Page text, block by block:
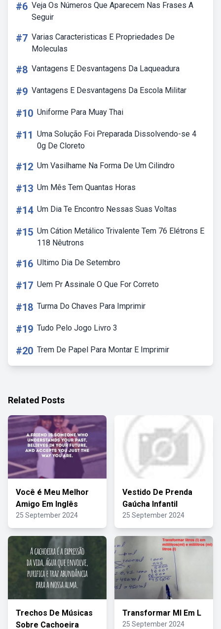
#6 Veja Os Números Que Aparecem Nas Frases A
Seguir
#7 Varias Caracteristicas E Propriedades De
Moleculas
#8 Vantagens E Desvantagens Da Laqueadura
#9 Vantagens E Desvantagens Da Escola Militar
#10 Uniforme Para Muay Thai
#11 Uma Solução Foi Preparada Dissolvendo-se 4
0g De Cloreto
#12 Um Vasilhame Na Forma De Um Cilindro
#13 Um Mês Tem Quantas Horas
#14 Um Dia Te Encontro Nessas Suas Voltas
#15 Um Cátion Metálico Trivalente Tem 76 Elétrons E
118 Nêutrons
#16 Ultimo Dia De Setembro
#17 Uem Pr Assinale O Que For Correto
#18 Turma Do Chaves Para Imprimir
#19 Tudo Pelo Jogo Livro 3
#20 Trem De Papel Para Montar E Imprimir
Related Posts
Você é Meu Melhor
Amigo Em Inglês
25 September 2024
Vestido De Prenda
Gaúcha Infantil
25 September 2024
Trechos De Músicas
Sobre Cachoeira
Transformar Ml Em L
25 September 2024